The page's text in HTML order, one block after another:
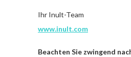
Ihr Inult-Team
www.inult.com
Beachten Sie zwingend